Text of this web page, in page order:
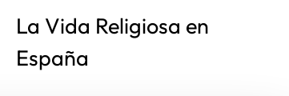
La Vida Religiosa en
España